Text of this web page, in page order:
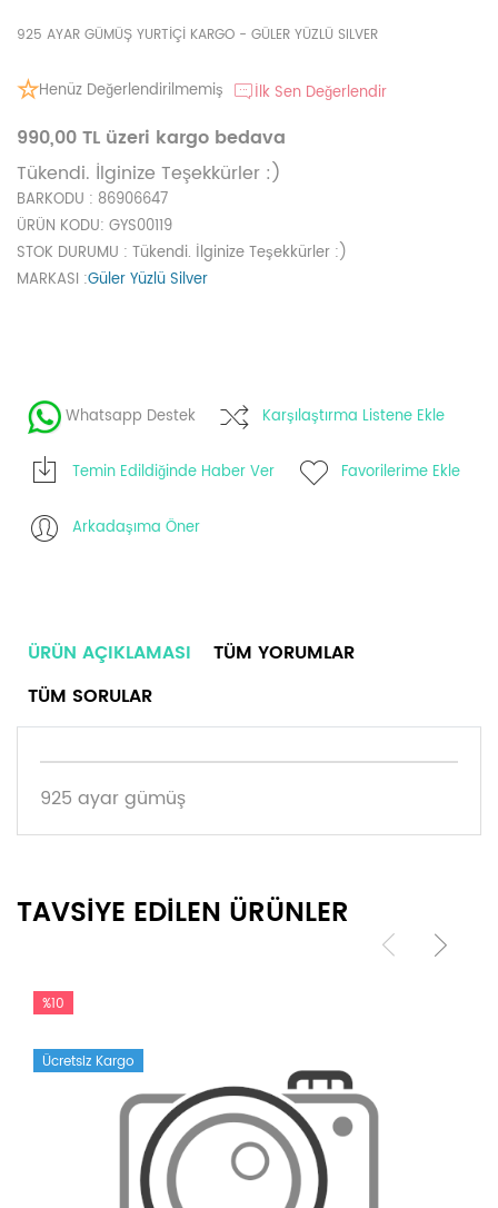
925 AYAR GÜMÜŞ YURTİÇİ KARGO - GÜLER YÜZLÜ SILVER
Henüz Değerlendirilmemiş İlk Sen Değerlendir
990,00 TL üzeri kargo bedava
Tükendi. İlginize Teşekkürler :)
BARKODU : 86906647
ÜRÜN KODU: GYS00119
STOK DURUMU : Tükendi. İlginize Teşekkürler :)
MARKASI :Güler Yüzlü Silver
Whatsapp Destek Karşılaştırma Listene Ekle
Temin Edildiğinde Haber Ver Favorilerime Ekle
Arkadaşıma Öner
ÜRÜN AÇIKLAMASI
TÜM YORUMLAR
TÜM SORULAR
925 ayar gümüş
TAVSİYE EDİLEN ÜRÜNLER
%10
Ücretsiz Kargo